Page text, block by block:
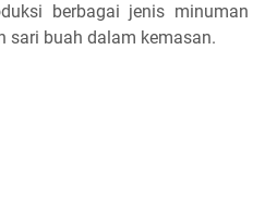
berbagai jenis minuman
sari buah dalam kemasan.